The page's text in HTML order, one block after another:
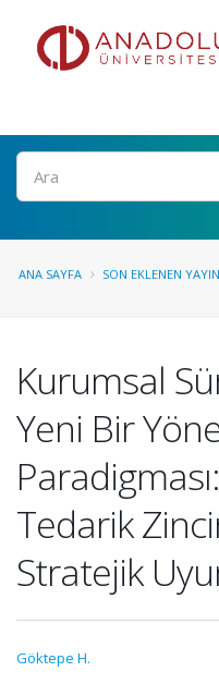
Ara
ANA SAYFA SON EKLENEN
Kurumsal
Yeni Bir
Tedarik
Stratejik
Göktepe H.